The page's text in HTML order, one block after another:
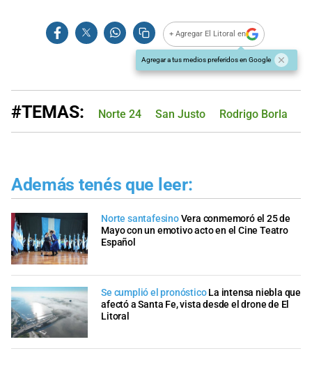
+ Agregar El Litoral en
Agregar a tus medios preferidos en Google
#TEMAS: Norte 24 San Justo Rodrigo Borla
Además tenés que leer:
Norte santafesinoVera conmemoró el 25 de
Mayo con un emotivo acto en el Cine Teatro
Español
Se cumplió el pronóstico La intensa niebla que
afectó a Santa Fe, vista desde el drone de El
Litoral